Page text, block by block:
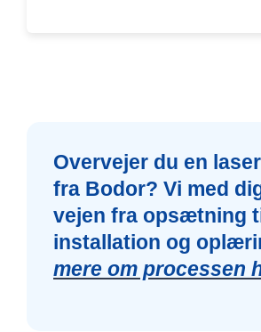
Overvejer du en
fra Bodor? Vi med
vejen fra opsætning
installation og
mere om processen